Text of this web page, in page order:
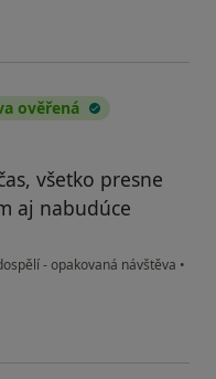
ověřená
všetko presne
aj nabudúce
- opakovaná návštěva •